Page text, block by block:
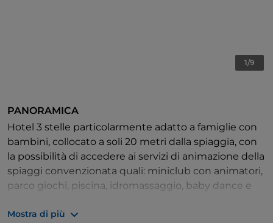
1/9
PANORAMICA
Hotel 3 stelle particolarmente adatto a famiglie con
bambini, collocato a soli 20 metri dalla spiaggia, con
la possibilità di accedere ai servizi di animazione della
spiaggi convenzionata quali: miniclub con animatori,
parco giochi, piscina, idromassaggio, baby dance e
materie prime a km. zero, pesce fresco sia a pranzo
Mostra di più